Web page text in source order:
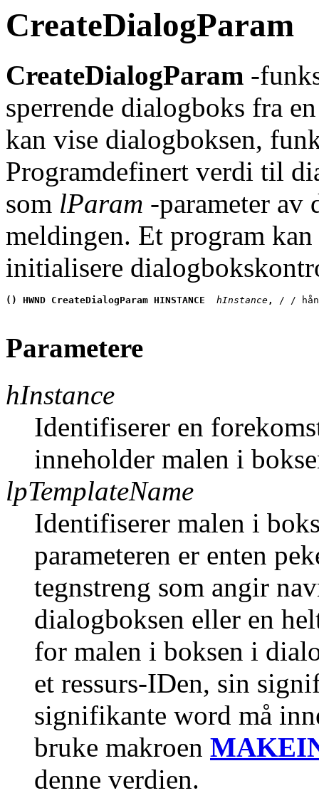
CreateDialogParam
CreateDialogParam -
sperrende dialogboks fra
kan vise dialogboksen,
Programdefinert verdi til
som lParam -parameter av
meldingen. Et program
initialisere
() HWND CreateDialogParam HINSTANCE hInstance, / /
Parametere
hInstance
Identifiserer en
inneholder malen i
lpTemplateName
Identifiserer malen i
parameteren er enten
tegnstreng som angir
dialogboksen eller en
for malen i boksen i
et ressurs-IDen, sin
signifikante word må
bruke makroen
denne verdien.